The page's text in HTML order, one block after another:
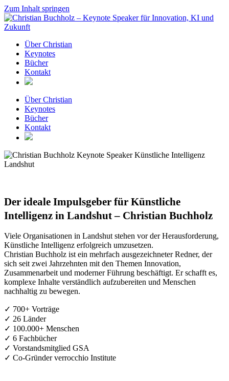
Zum Inhalt springen
Über Christian
Keynotes
Bücher
Kontakt
Über Christian
Keynotes
Bücher
Kontakt
Der ideale Impulsgeber für Künstliche
Intelligenz in Landshut – Christian Buchholz
Viele Organisationen in Landshut stehen vor der Herausforderung,
Künstliche Intelligenz erfolgreich umzusetzen.
Christian Buchholz ist ein mehrfach ausgezeichneter Redner, der
sich seit zwei Jahrzehnten mit den Themen Innovation,
Zusammenarbeit und moderner Führung beschäftigt. Er schafft es,
komplexe Inhalte verständlich aufzubereiten und Menschen
nachhaltig zu bewegen.
✓ 700+ Vorträge
✓ 26 Länder
✓ 100.000+ Menschen
✓ 6 Fachbücher
✓ Vorstandsmitglied GSA
✓ Co-Gründer verrocchio Institute